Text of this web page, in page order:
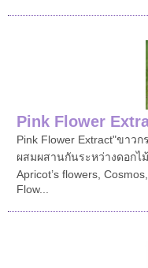
Pink Flower
Pink Flower Extract"ขาว
ผสมผสานกันระหว่างดอกไ
Apricot’s flowers,
Flow...